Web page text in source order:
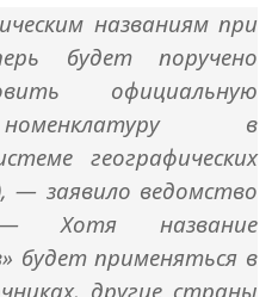
названиям при
будет поручено
официальную
в
географических
— заявило ведомство
Хотя название
будет применяться в
другие страны